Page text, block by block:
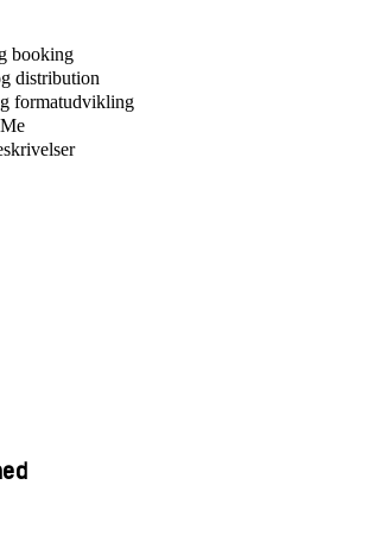
booking
distribution
formatudvikling